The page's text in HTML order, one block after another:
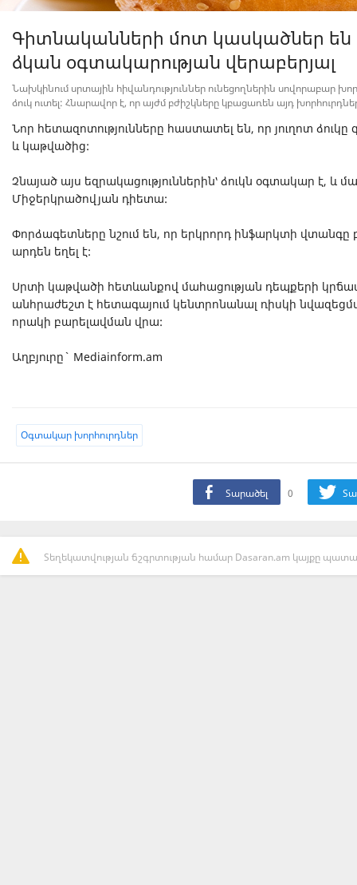
Գիտնականների մոտ կասկածներ են
ձկան օգտակարության վերաբերյալ
Նախկինում սրտային հիվանդություններ ունեցողներին սովորաբար
ձուկ ուտել: Հնարավոր է, որ այժմ բժիշկները կբացառեն այդ
Նոր հետազոտությունները հաստատել են, որ յուղոտ
և կաթվածից:
Չնայած այս եզրակացություններին՝ ձուկն օգտակար է, և
Միջերկրածովյան դիետա:
Փորձագետները նշում են, որ երկրորդ ինֆարկտի վտանգը
արդեն եղել է:
Սրտի կաթվածի հետևանքով մահացության դեպքերի
անհրաժեշտ է հետագայում կենտրոնանալ ռիսկի
որակի բարելավման վրա:
Աղբյուրը` Mediainform.am
Oգտակար խորհուրդներ
Տարածել 0
Տեղեկատվության ճշգրտության համար Dasaran.am կայքը